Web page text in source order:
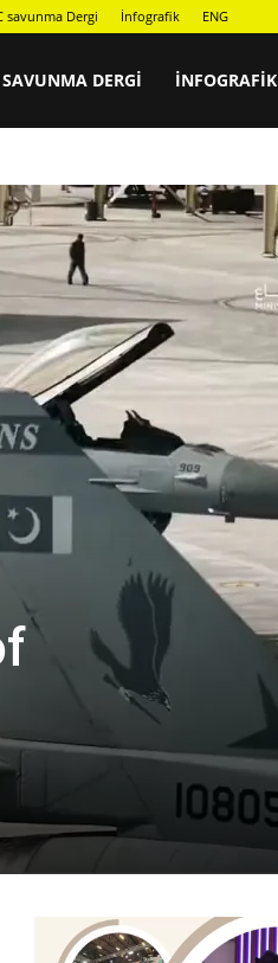
savunma Dergi İnfografik ENG
DERGI İNFOGRAFIK